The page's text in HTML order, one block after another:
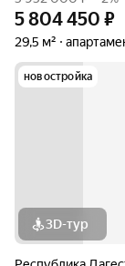
5 804 450 ₽
29,5 м²
новостройка
3D-тур